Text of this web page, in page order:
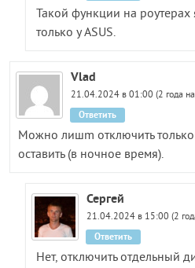
Такой функции на роутерах
только у ASUS.
Vlad
21.04.2024 в 01:00 (2 года
Можно лишm отключить
оставить (в ночное время).
Ответить
Сергей
21.04.2024 в 15:00 (2
Нет, отключить отдельный
Ответить